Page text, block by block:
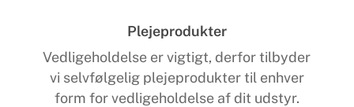
Plejeprodukter
Vedligeholdelse er vigtigt, derfor tilbyder
vi selvfølgelig plejeprodukter til enhver
form for vedligeholdelse af dit udstyr.